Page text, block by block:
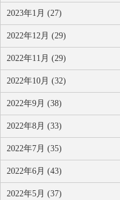
2023年1月 (27)
2022年12月 (29)
2022年11月 (29)
2022年10月 (32)
2022年9月 (38)
2022年8月 (33)
2022年7月 (35)
2022年6月 (43)
2022年5月 (37)